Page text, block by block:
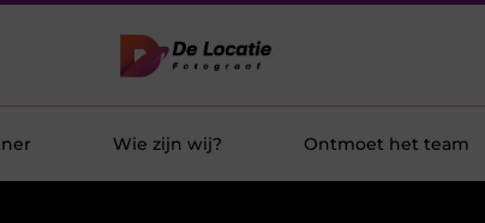
Wie zijn wij? Ontmoet het team